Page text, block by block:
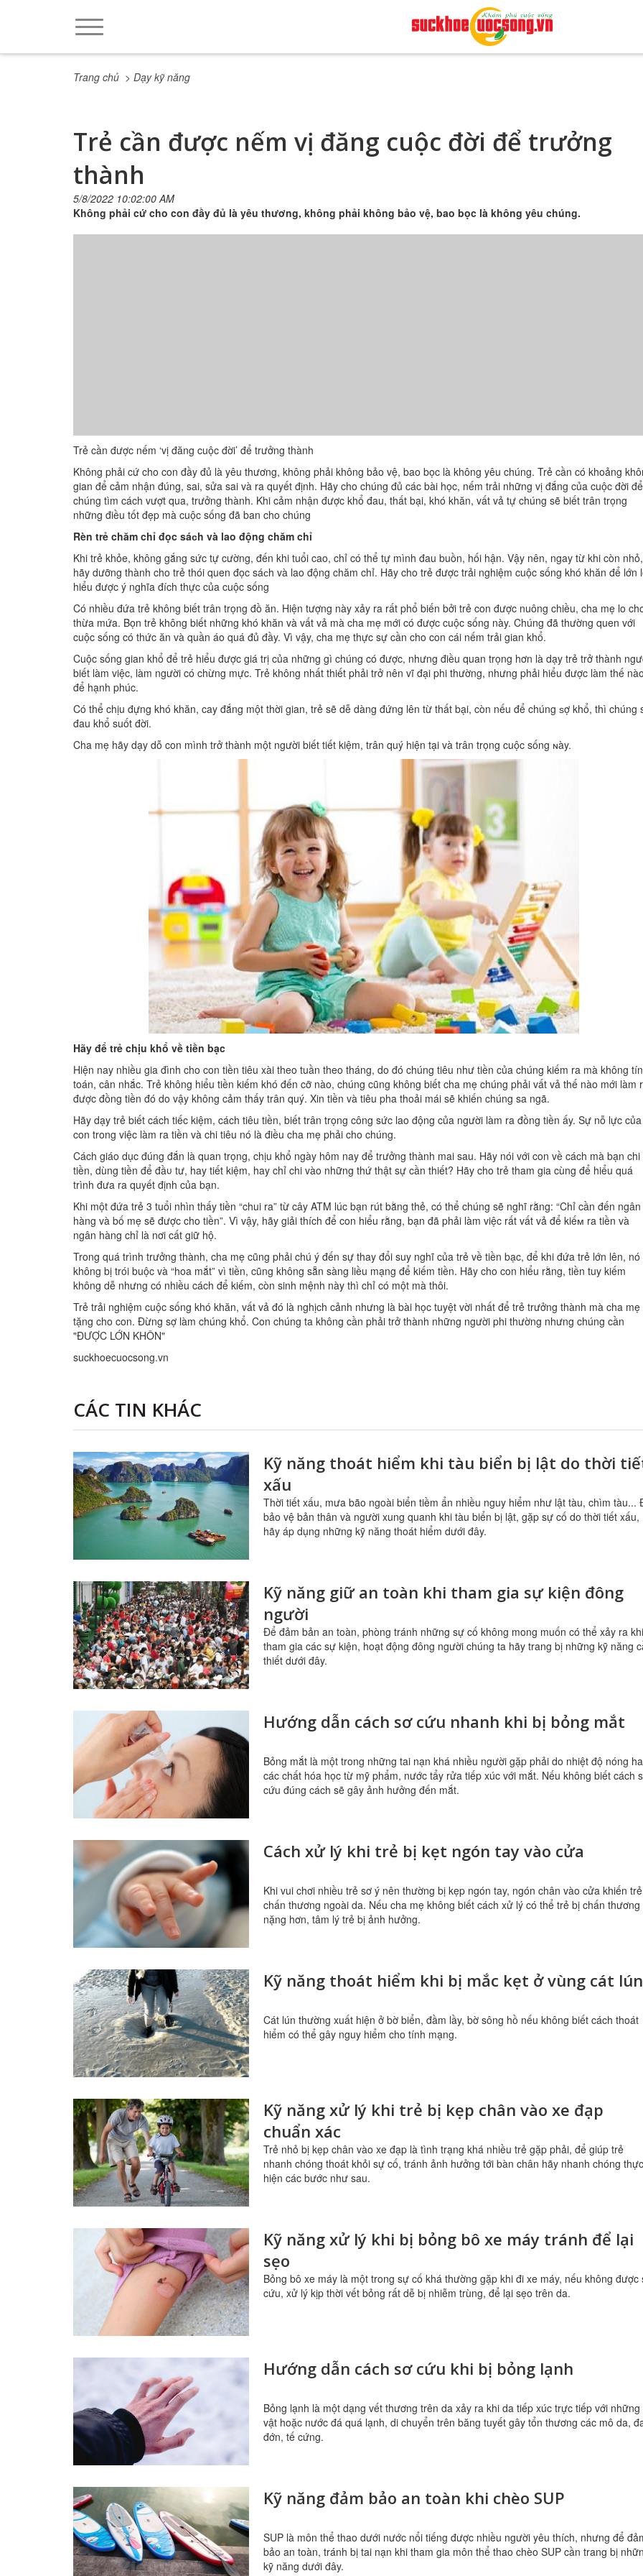
Trang chủ > Dạy kỹ năng
Trẻ cần được nếm vị đăng cuộc đời để trưởng
thành
5/8/2022 10:02:00 AM
Không phải cứ cho con đầy đủ là yêu thương, không phải không bảo vệ, bao bọc là không yêu chúng.
Trẻ cần được nếm ‘vị đăng cuộc đời’ để trưởng thành
Không phải cứ cho con đầy đủ là yêu thương, không phải không bảo vệ, bao bọc là không yêu chúng. Trẻ cần có khoảng
gian để cảm nhận đúng, sai, sửa sai và ra quyết định. Hãy cho chúng đủ các bài học, nếm trải những vị đắng của cuộc đời để
chúng tìm cách vượt qua, trưởng thành. Khi cảm nhận được khổ đau, thất bại, khó khăn, vất vả tự chúng sẽ biết trân trọng
những điều tốt đẹp mà cuộc sống đã ban cho chúng
Rèn trẻ chăm chỉ đọc sáсh và lao động chăm chỉ
Khi trẻ khỏe, không gắng sức tự cường, đến khi tuổi cao, chỉ có thể tự mình đau buồn, hối hận. Vậy nên, ngay từ khi còn nhỏ,
hãy dưỡng thành cho trẻ thói quen đọc sáсh và lao động chăm chỉ. Hãy cho trẻ được trải nghiệm cuộc sống khó khăn để lớn
hiểu được ý nghĩa đích thực của cuộc sống
Có nhiều đứa trẻ không biết trân trọng đồ ăn. Hiện tượng này xảy ra rất phổ biến bởi trẻ con được nuông chiều, cha mẹ lo
thừa mứa. Bọn trẻ không biết những khó khăn và vất vả mà cha mẹ mới có được cuộc sống này. Chúng đã thường quen với
cuộc sống có thức ăn và quần áo quá đủ đầy. Vì vậy, cha mẹ thực sự cần cho con cái nếm trải gian khổ.
Cuộc sống gian khổ để trẻ hiểu được giá trị của những gì chúng có được, nhưng điều quan trọng hơn là dạy trẻ trở thành
biết làm việc, làm người có chừng mực. Trẻ không nhất thiết phải trở nên vĩ đại phi thường, nhưng phải hiểu được làm thế nào
để hạnh phúc.
Có thể chịu đựng khó khăn, cay đắng một thời gian, trẻ sẽ dễ dàng đứng lên từ thất bại, còn nếu để chúng ѕợ khổ, thì chúng
đau khổ suốt đời.
Cha mẹ hãy dạy dỗ con mình trở thành một người biết tiết kiệm, trân quý hiện tại và trân trọng cuộc sống ɴày.
Hãy để trẻ chịu khổ về tiền bạc
Hiện nay nhiều gia đình cho con tiền tiêu xài theo tuần theo tháng, do đó chúng tiêu như tiền của chúng kiếm ra mà không
toán, cân nhắc. Trẻ không hiểu tiền kiếm khó đến cỡ nào, chúng cũng không biết cha mẹ chúng phải vất vả thế nào mới làm
được đồng tiền đó do vậy không cảm thấy trân quý. Xin tiền và tiêu pha thoải mái sẽ khiến chúng sa ngã.
Hãy dạy trẻ biết cách tiếc kiệm, cách tiêu tiền, biết trân trọng công sức lao động của người làm ra đồng tiền ấy. Sự nỗ lực của
con trong việc làm ra tiền và chi tiêu nó là điều cha mẹ phải cho chúng.
Cách giáo dục đúng đắn là quan trọng, chịu khổ ngày hôm nay để trưởng thành mai sau. Hãy nói với con về cách mà bạn chi
tiền, dùng tiền để đầυ tư, hay tiết kiệm, hay chỉ chi vào những thứ thật sự cần thiết? Hãy cho trẻ tham gia cùng để hiểu quá
trình đưa ra quyết định của bạn.
Khi một đứa trẻ 3 tuổi nhìn thấy tiền “chui ra” từ cây ATM lúc bạn rút bằng thẻ, có thể chúng sẽ nghĩ rằng: “Chỉ cần đến ngân
hàng và bố mẹ sẽ được cho tiền”. Vì vậy, hãy giải thích để con hiểu rằng, bạn đã phải làm việc rất vất vả để kiếм ra tiền và
ngân hàng chỉ là nơi cất giữ hộ.
Trong quá trình trưởng thành, cha mẹ cũng phải chú ý đến sự thay đổi suy nghĩ của trẻ về tiền bạc, để khi đứa trẻ lớn lên, nó
không bị trói buộc và “hoa mắt” vì tiền, cũng không sẵn sàng liều mạng để kiếm tiền. Hãy cho con hiểu rằng, tiền tuy kiếm
không dễ nhưng có nhiều cách để kiếm, còn sinh mệnh này thì chỉ có một mà thôi.
Trẻ trải nghiệm cuộc sống khó khăn, vất vả đó là nghịch cảnh nhưng là bài học tuyệt vời nhất để trẻ trưởng thành mà cha mẹ
tặng cho con. Đừng sợ làm chúng khổ. Con chúng ta không cần phải trở thành những người phi thường nhưng chúng cần
"ĐƯỢC LỚN KHÔN"
suckhoecuocsong.vn
CÁC TIN KHÁC
Kỹ năng thoát hiểm khi tàu biển bị lật do thời
xấu
Thời tiết xấu, mưa bão ngoài biển tiềm ẩn nhiều nguy hiểm như lật tàu, chìm tàu...
bảo vệ bản thân và người xung quanh khi tàu biển bị lật, gặp sự cố do thời tiết xấu,
hãy áp dụng những kỹ năng thoát hiểm dưới đây.
Kỹ năng giữ an toàn khi tham gia sự kiện đông
người
Để đảm bản an toàn, phòng tránh những sự cố không mong muốn có thể xảy ra khi
tham gia các sự kiện, hoạt động đông người chúng ta hãy trang bị những kỹ năng
thiết dưới đây.
Hướng dẫn cách sơ cứu nhanh khi bị bỏng mắt
Bỏng mắt là một trong những tai nạn khá nhiều người gặp phải do nhiệt độ nóng
các chất hóa học từ mỹ phẩm, nước tẩy rửa tiếp xúc với mắt. Nếu không biết cách
cứu đúng cách sẽ gây ảnh hưởng đến mắt.
Cách xử lý khi trẻ bị kẹt ngón tay vào cửa
Khi vui chơi nhiều trẻ sơ ý nên thường bị kẹp ngón tay, ngón chân vào cửa khiến
chấn thương ngoài da. Nếu cha mẹ không biết cách xử lý có thể trẻ bị chấn thương
nặng hơn, tâm lý trẻ bị ảnh hưởng.
Kỹ năng thoát hiểm khi bị mắc kẹt ở vùng cát lún
Cát lún thường xuất hiện ở bờ biển, đầm lầy, bờ sông hồ nếu không biết cách thoát
hiểm có thể gây nguy hiểm cho tính mạng.
Kỹ năng xử lý khi trẻ bị kẹp chân vào xe đạp
chuẩn xác
Trẻ nhỏ bị kẹp chân vào xe đạp là tình trạng khá nhiều trẻ gặp phải, để giúp trẻ
nhanh chóng thoát khỏi sự cố, tránh ảnh hưởng tới bàn chân hãy nhanh chóng thực
hiện các bước như sau.
Kỹ năng xử lý khi bị bỏng bô xe máy tránh để lại
sẹo
Bỏng bô xe máy là một trong sự cố khá thường gặp khi đi xe máy, nếu không được
cứu, xử lý kịp thời vết bỏng rất dễ bị nhiễm trùng, để lại sẹo trên da.
Hướng dẫn cách sơ cứu khi bị bỏng lạnh
Bỏng lạnh là một dạng vết thương trên da xảy ra khi da tiếp xúc trực tiếp với những
vật hoặc nước đá quá lạnh, di chuyển trên băng tuyết gây tổn thương các mô da,
đớn, tế cứng.
Kỹ năng đảm bảo an toàn khi chèo SUP
SUP là môn thể thao dưới nước nổi tiếng được nhiều người yêu thích, nhưng để
bảo an toàn, tránh bị tai nạn khi tham gia môn thể thao chèo SUP cần trang bị
kỹ năng dưới đây.